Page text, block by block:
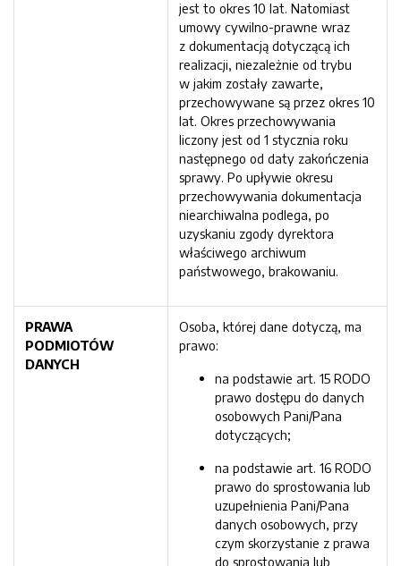
jest to okres 10 lat. Natomiast
umowy cywilno-prawne wraz
z dokumentacją dotyczącą ich
realizacji, niezależnie od trybu
w jakim zostały zawarte,
przechowywane są przez okres 10
lat. Okres przechowywania
liczony jest od 1 stycznia roku
następnego od daty zakończenia
sprawy. Po upływie okresu
przechowywania dokumentacja
niearchiwalna podlega, po
uzyskaniu zgody dyrektora
właściwego archiwum
państwowego, brakowaniu.
PRAWA
PODMIOTÓW
DANYCH
Osoba, której dane dotyczą, ma
prawo:
na podstawie art. 15 RODO
prawo dostępu do danych
osobowych Pani/Pana
dotyczących;
na podstawie art. 16 RODO
prawo do sprostowania lub
uzupełnienia Pani/Pana
danych osobowych, przy
czym skorzystanie z prawa
do sprostowania lub